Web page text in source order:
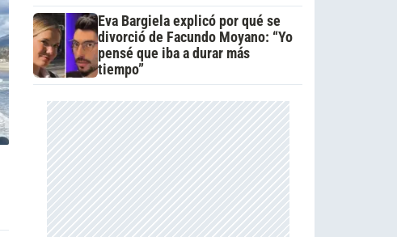
Eva Bargiela explicó por qué se
divorció de Facundo Moyano: “Yo
pensé que iba a durar más
tiempo”